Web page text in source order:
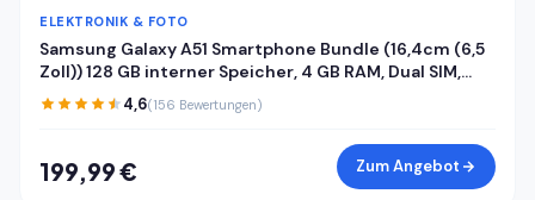
ELEKTRONIK & FOTO
Samsung Galaxy A51 Smartphone Bundle (16,4cm (6,5
Zoll)) 128 GB interner Speicher, 4 GB RAM, Dual SIM,
Android inkl. 24 Monate Herstellergarantie [Exklusiv
bei Amazon] Deutsche Version
4,6(156 Bewertungen)
199,99 € Zum Angebot